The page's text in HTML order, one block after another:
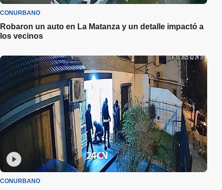
CONURBANO
Robaron un auto en La Matanza y un detalle impactó a
los vecinos
CONURBANO